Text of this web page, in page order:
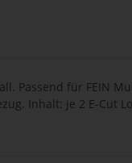
Passend für FEIN
Inhalt: je 2 E-Cut